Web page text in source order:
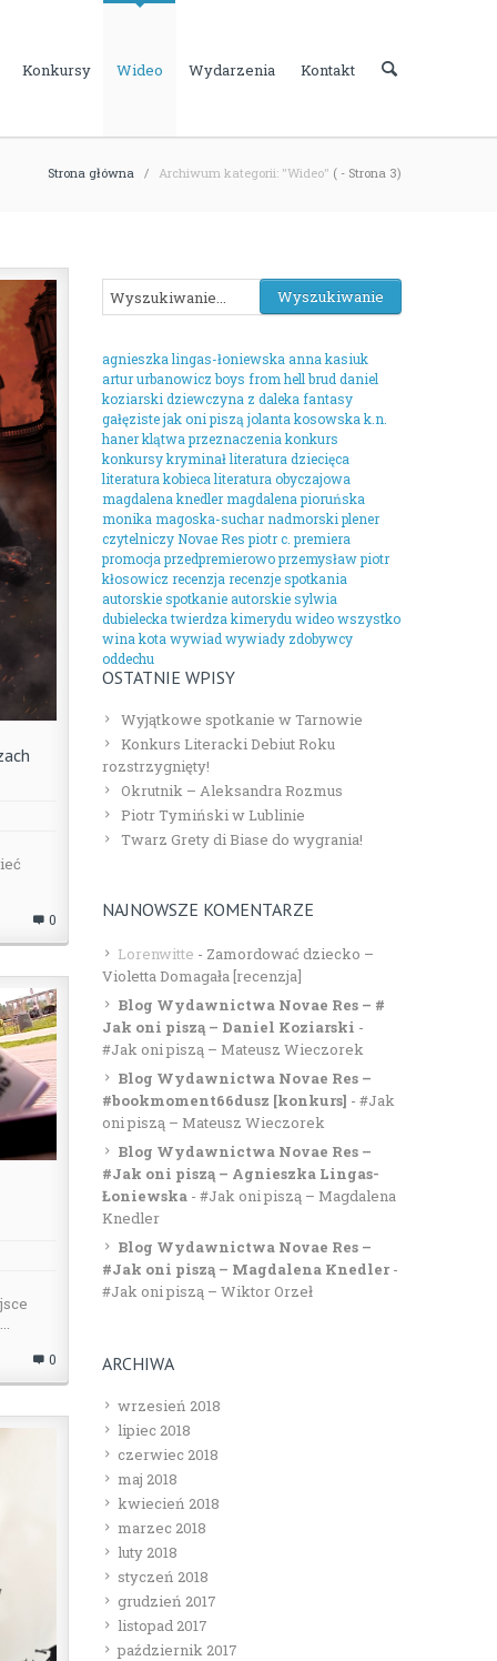
Konkursy Wideo Wydarzenia Kontakt
Strona główna / Archiwum kategorii: "Wideo" ( - Strona 3)
0
0
agnieszka lingas-łoniewska anna kasiuk
artur urbanowicz boys from hell brud daniel
koziarski dziewczyna z daleka fantasy
gałęzistejak oni piszą jolanta kosowska k.n.
hanerklątwa przeznaczenia konkurs
konkursykryminałliteratura dziecięca
literatura kobieca literatura obyczajowa
magdalena knedler magdalena pioruńska
monika magoska-suchar nadmorski plener
czytelniczy Novae Res piotr c. premiera
promocja przedpremierowoprzemysław piotr
kłosowicz recenzja recenzjespotkania
autorskiespotkanie autorskiesylwia
dubielecka twierdza kimerydu wideowszystko
wina kota wywiad wywiady zdobywcy
oddechu
OSTATNIE WPISY
Wyjątkowe spotkanie w Tarnowie
Konkurs Literacki Debiut Roku
rozstrzygnięty!
Okrutnik – Aleksandra Rozmus
Piotr Tymiński w Lublinie
Twarz Grety di Biase do wygrania!
NAJNOWSZE KOMENTARZE
Lorenwitte - Zamordować dziecko –
Violetta Domagała [recenzja]
Blog Wydawnictwa Novae Res – #
Jak oni piszą – Daniel Koziarski -
#Jak oni piszą – Mateusz Wieczorek
Blog Wydawnictwa Novae Res –
#bookmoment66dusz [konkurs] - #Jak
oni piszą – Mateusz Wieczorek
Blog Wydawnictwa Novae Res –
#Jak oni piszą – Agnieszka Lingas-
Łoniewska - #Jak oni piszą – Magdalena
Knedler
Blog Wydawnictwa Novae Res –
#Jak oni piszą – Magdalena Knedler-
#Jak oni piszą – Wiktor Orzeł
ARCHIWA
wrzesień 2018
lipiec 2018
czerwiec 2018
maj 2018
kwiecień 2018
marzec 2018
luty 2018
styczeń 2018
grudzień 2017
listopad 2017
październik 2017